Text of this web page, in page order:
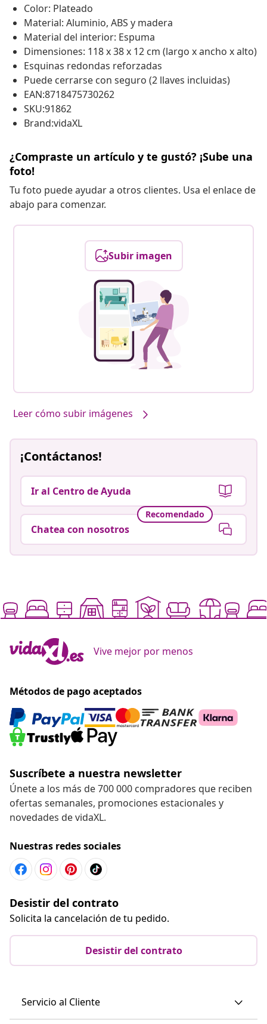
Color: Plateado
Material: Aluminio, ABS y madera
Material del interior: Espuma
Dimensiones: 118 x 38 x 12 cm (largo x ancho x alto)
Esquinas redondas reforzadas
Puede cerrarse con seguro (2 llaves incluidas)
EAN:8718475730262
SKU:91862
Brand:vidaXL
¿Compraste un artículo y te gustó? ¡Sube una
foto!
Tu foto puede ayudar a otros clientes. Usa el enlace de
abajo para comenzar.
Subir imagen
Leer cómo subir imágenes
¡Contáctanos!
Ir al Centro de Ayuda
Recomendado
Chatea con nosotros
Vive mejor por menos
Métodos de pago aceptados
Suscríbete a nuestra newsletter
Únete a los más de 700 000 compradores que reciben
ofertas semanales, promociones estacionales y
novedades de vidaXL.
Nuestras redes sociales
Desistir del contrato
Solicita la cancelación de tu pedido.
Desistir del contrato
Servicio al Cliente